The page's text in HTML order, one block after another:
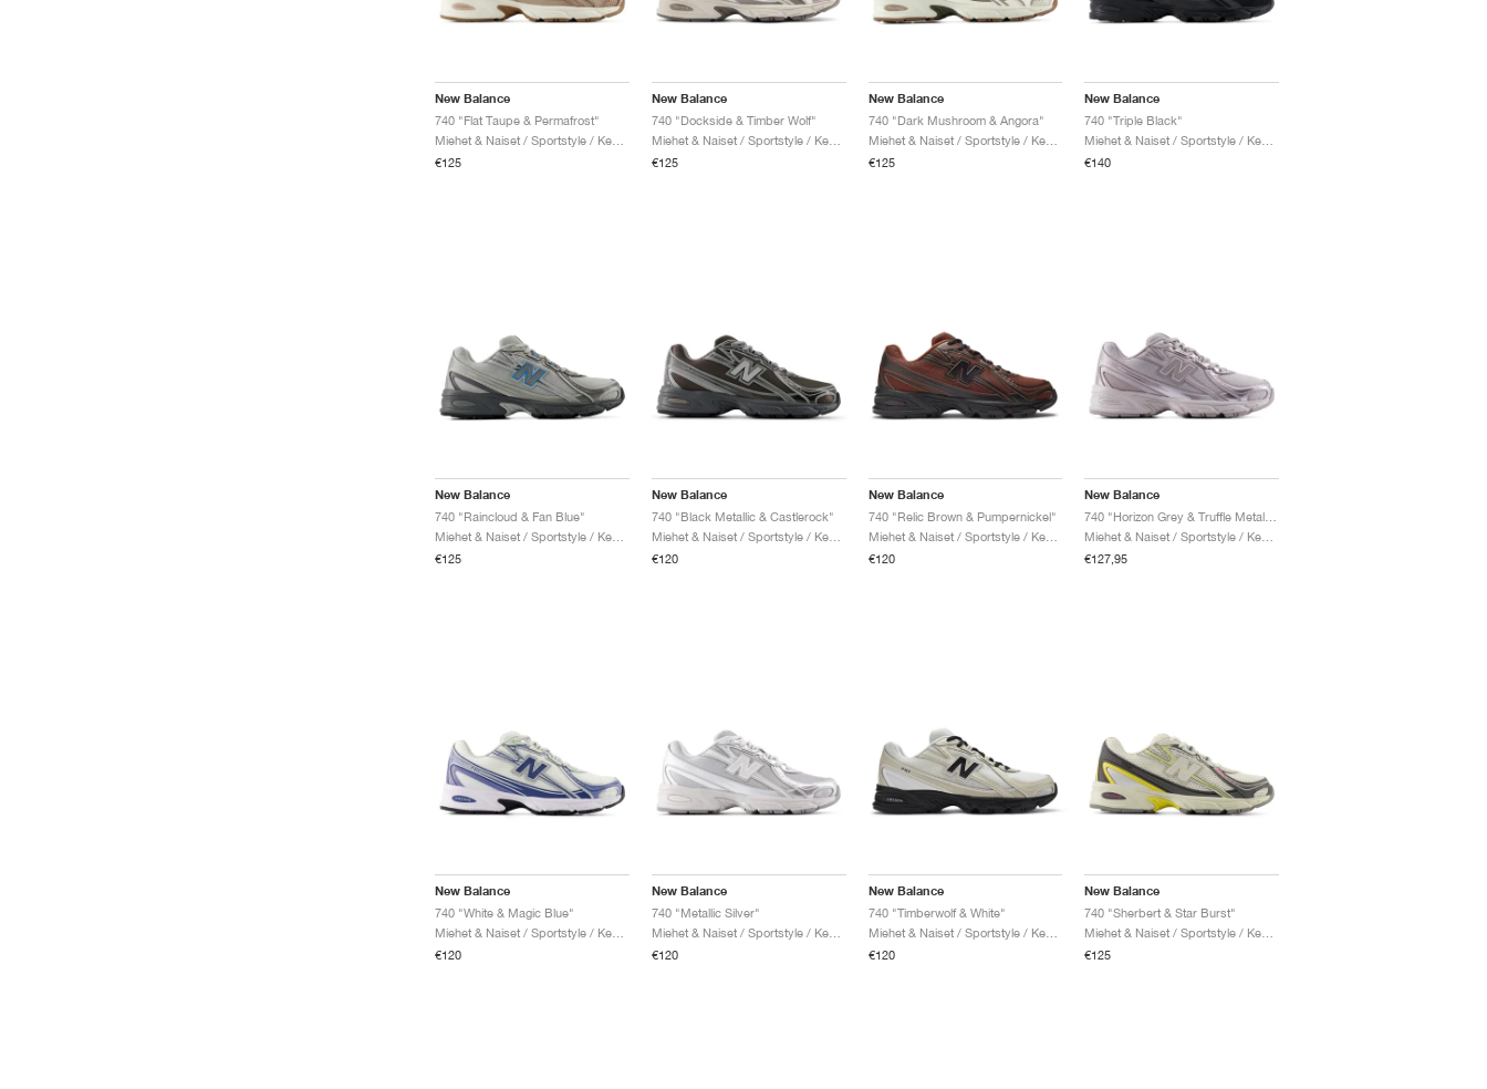
New Balance
740 "Flat Taupe & Permafrost"
€125
New Balance
740 "Dockside & Timber Wolf"
Miehet & Naiset / Sportstyle / Kengät
€125
New Balance
740 "Dark Mushroom & Angora"
Miehet & Naiset / Sportstyle / Kengät
€125
New Balance
740 "Triple Black"
€140
New Balance
740 "Raincloud & Fan Blue"
€125
New Balance
740 "Black Metallic & Castlerock"
Miehet & Naiset / Sportstyle / Kengät
€120
New Balance
740 "Relic Brown & Pumpernickel"
Miehet & Naiset / Sportstyle / Kengät
€120
New Balance
€127,95
New Balance
740 "White & Magic Blue"
€120
New Balance
740 "Metallic Silver"
Miehet & Naiset / Sportstyle / Kengät
€120
New Balance
740 "Timberwolf & White"
Miehet & Naiset / Sportstyle / Kengät
€120
New Balance
740 "Sherbert & Star Burst"
€125